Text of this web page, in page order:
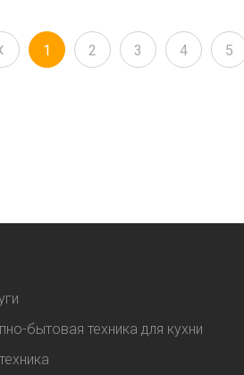
1 2 3 4 5
бытовая техника для кухни